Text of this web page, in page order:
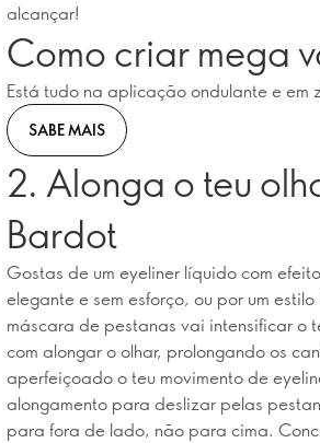
alcançar!
Como criar mega
Está tudo na aplicação ondulante e em
SABE MAIS
2. Alonga o teu
Bardot
Gostas de um eyeliner líquido com
elegante e sem esforço, ou por um
máscara de pestanas vai intensificar o
com alongar o olhar, prolongando os
aperfeiçoado o teu movimento de
alongamento para deslizar pelas
para fora de lado, não para cima.